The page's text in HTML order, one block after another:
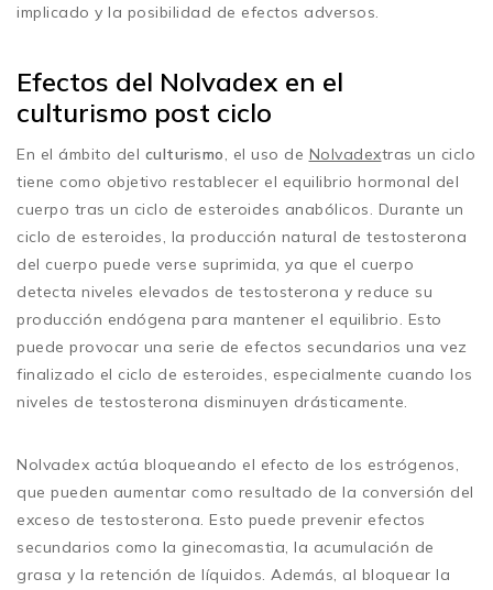
implicado y la posibilidad de efectos adversos.
Efectos del Nolvadex en el
culturismo post ciclo
En el ámbito del culturismo , el uso de Nolvadextras un ciclo
tiene como objetivo restablecer el equilibrio hormonal del
cuerpo tras un ciclo de esteroides anabólicos. Durante un
ciclo de esteroides, la producción natural de testosterona
del cuerpo puede verse suprimida, ya que el cuerpo
detecta niveles elevados de testosterona y reduce su
producción endógena para mantener el equilibrio. Esto
puede provocar una serie de efectos secundarios una vez
finalizado el ciclo de esteroides, especialmente cuando los
niveles de testosterona disminuyen drásticamente.
Nolvadex actúa bloqueando el efecto de los estrógenos,
que pueden aumentar como resultado de la conversión del
exceso de testosterona. Esto puede prevenir efectos
secundarios como la ginecomastia, la acumulación de
grasa y la retención de líquidos. Además, al bloquear la